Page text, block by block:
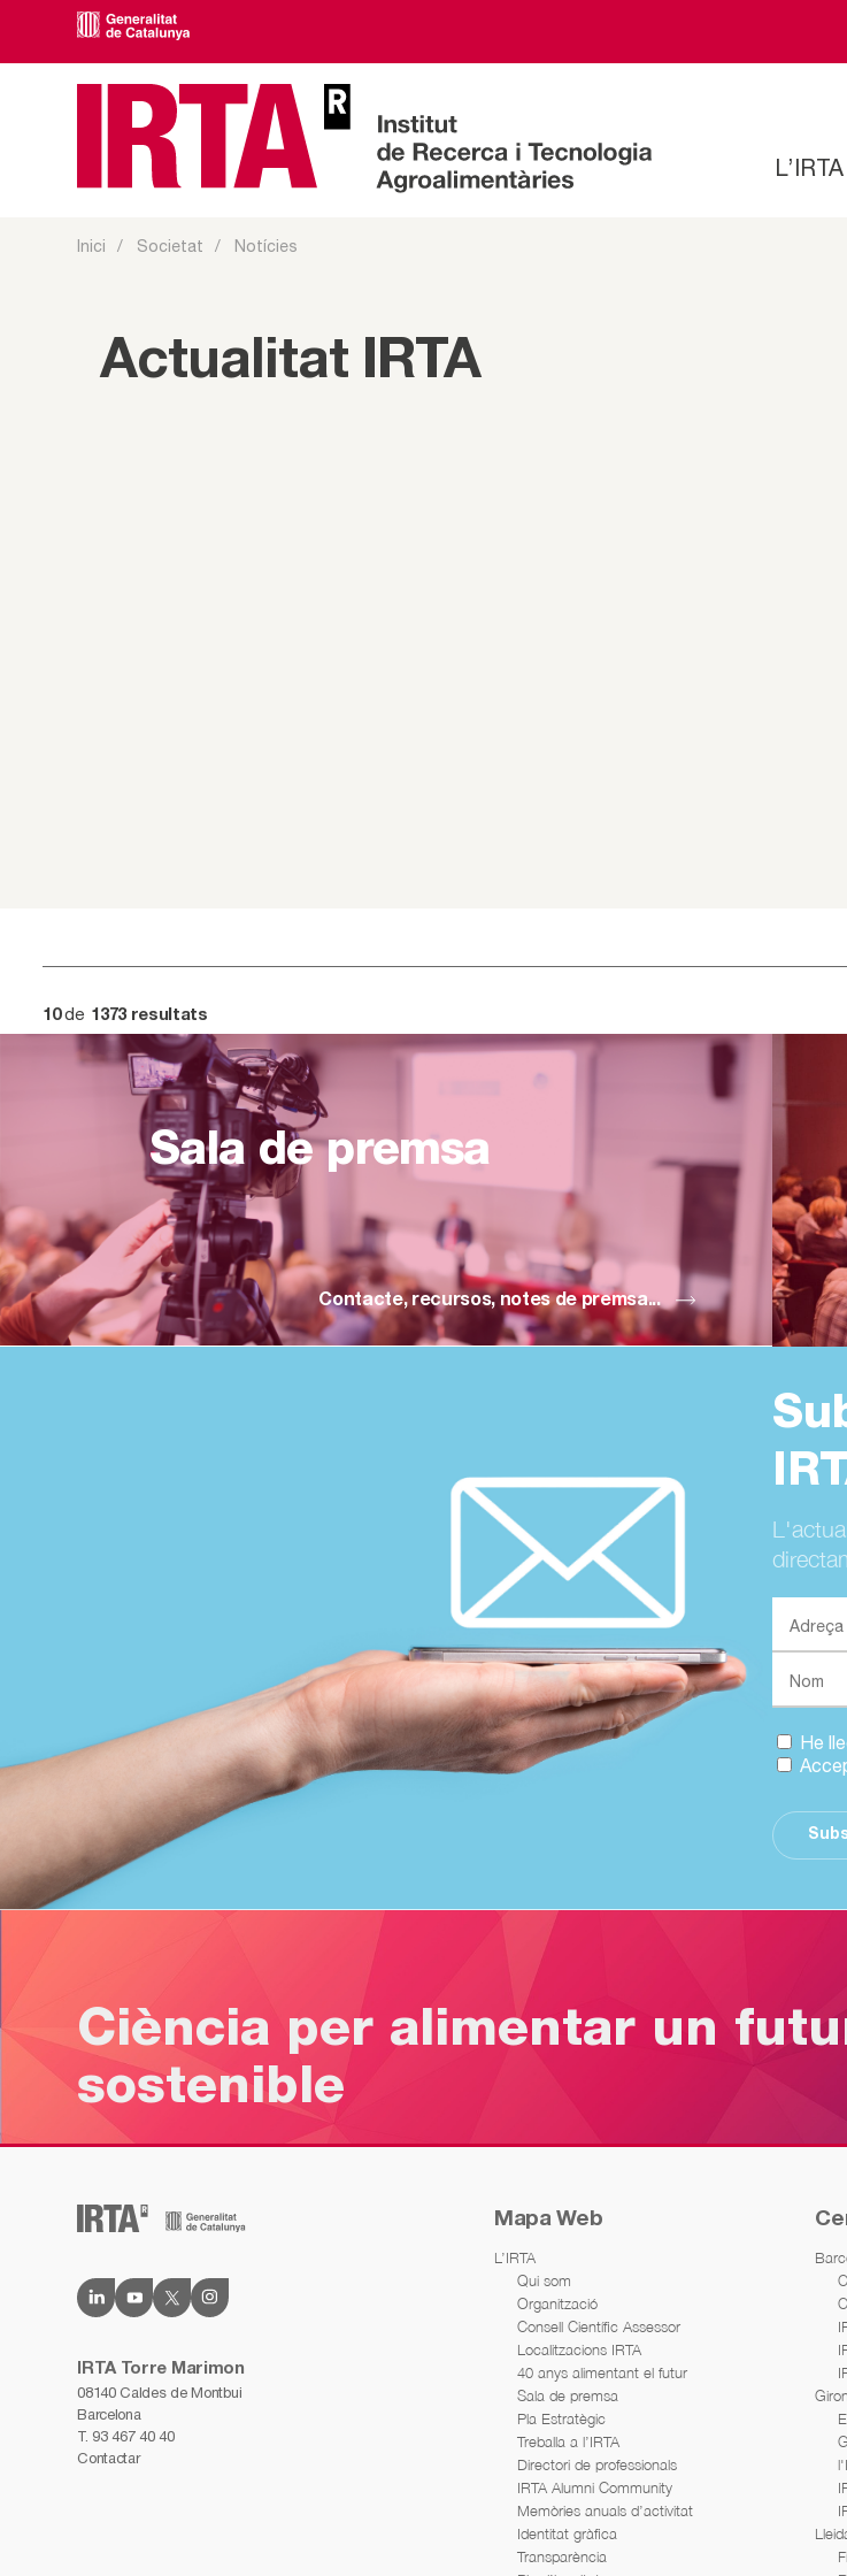
L’IRTA
Inici Societat Notícies
Actualitat IRTA
10de 1373 resultats
Sala de premsa
Contacte, recursos, notes de premsa...
He
Ciència per alimentar un
sostenible
IRTA Torre Marimon
08140 Caldes de Montbui
Barcelona
T. 93 467 40 40
Contactar
Mapa Web
L’IRTA
Qui som
Organització
Consell Científic Assessor
Localitzacions IRTA
40 anys alimentant el futur
Sala de premsa
Pla Estratègic
Treballa a l’IRTA
Directori de professionals
IRTA Alumni Community
Memòries anuals d’activitat
Identitat gràfica
Transparència